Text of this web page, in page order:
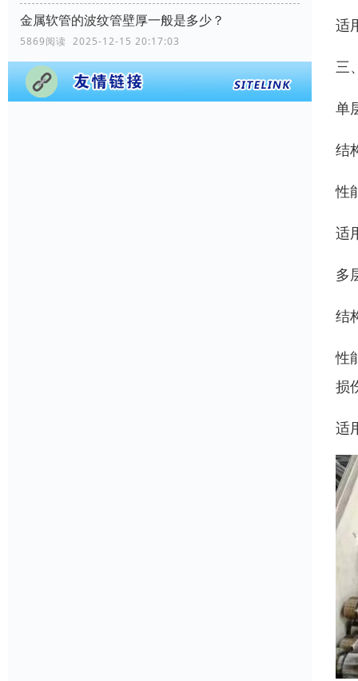
金属软管的波纹管壁厚一般是多少？
5869阅读 2025-12-15 20:17:03
适
三
单
结
性
适
多
结
性
损
适